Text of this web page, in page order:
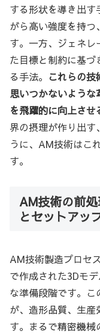
する形状を導き出
がら高い強度を持つ
す。一方、ジェネレ
た目標と制約に基
る手法。 これらの技
思いつかないよう
を飛躍的に向上させ
界の摂理が作り出す
うに、AM技術はこ
す。
AM技術の前
とセットアッ
AM技術製造プロセ
で作成された3Dモ
な準備段階です。
が、造形品質、生産
す。まるで精密機